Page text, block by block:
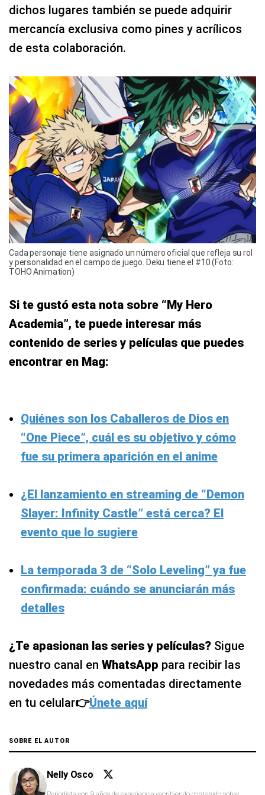
dichos lugares también se puede adquirir
mercancía exclusiva como pines y acrílicos
de esta colaboración.
Cada personaje tiene asignado un número oficial que refleja su rol
y personalidad en el campo de juego. Deku tiene el #10 (Foto:
TOHO Animation)
Si te gustó esta nota sobre “My Hero
Academia”, te puede interesar más
contenido de series y películas que puedes
encontrar en Mag:
Quiénes son los Caballeros de Dios en
“One Piece”, cuál es su objetivo y cómo
fue su primera aparición en el anime
¿El lanzamiento en streaming de “Demon
Slayer: Infinity Castle” está cerca? El
evento que lo sugiere
La temporada 3 de “Solo Leveling” ya fue
confirmada: cuándo se anunciarán más
detalles
¿Te apasionan las series y películas? Sigue
nuestro canal en WhatsApp para recibir las
novedades más comentadas directamente
en tu celular👉Únete aquí
SOBRE EL AUTOR
Nelly Osco